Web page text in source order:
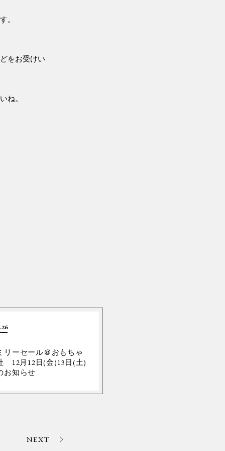
。
をお受けい
ね。
リーセール＠おもちゃ
12月12日(金)13日(土)
お知らせ
NEXT